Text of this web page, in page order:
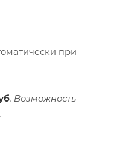
при
. Возможность